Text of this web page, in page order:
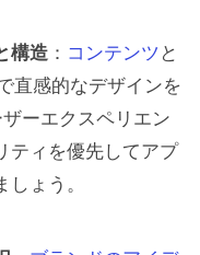
構造 ： コンテンツ と
直感的なデザインを
ーエクスペリエン
ティを優先してアプ
ょう。